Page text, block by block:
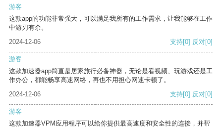
游客
这款app的功能非常强大，可以满足我所有的工作需求，让我能够在工作
中游刃有余。
2024-12-06
支持[0] 反对[0]
游客
这款加速器app简直是居家旅行必备神器，无论是看视频、玩游戏还是工
作办公，都能畅享高速网络，再也不用担心网速卡顿了。
2024-12-06
支持[0] 反对[0]
游客
这款加速器VPM应用程序可以给你提供最高速度和安全性的连接，并帮